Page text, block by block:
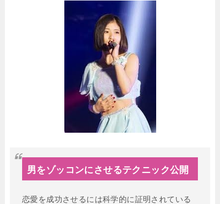
男をゾッコンにさせるテクニック公開
恋愛を成功させるには科学的に証明されている